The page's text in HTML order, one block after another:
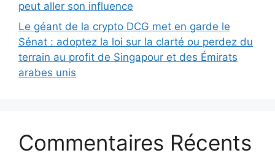
peut aller son influence
Le géant de la crypto DCG met en garde le
Sénat : adoptez la loi sur la clarté ou perdez du
terrain au profit de Singapour et des Émirats
arabes unis
Commentaires Récents